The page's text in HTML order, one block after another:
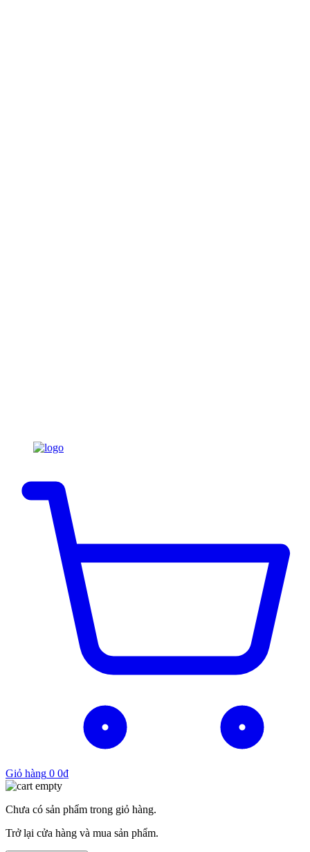
Giỏ hàng 0 0₫
Chưa có sản phẩm trong giỏ hàng.
Trở lại cửa hàng và mua sản phẩm.